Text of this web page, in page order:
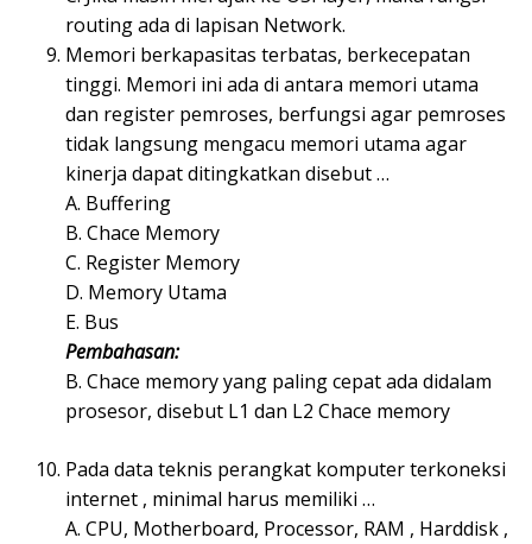
routing ada di lapisan Network.
Memori berkapasitas terbatas, berkecepatan
tinggi. Memori ini ada di antara memori utama
dan register pemroses, berfungsi agar pemroses
tidak langsung mengacu memori utama agar
kinerja dapat ditingkatkan disebut …
A. Buffering
B. Chace Memory
C. Register Memory
D. Memory Utama
E. Bus
Pembahasan:
B. Chace memory yang paling cepat ada didalam
prosesor, disebut L1 dan L2 Chace memory
Pada data teknis perangkat komputer terkoneksi
internet , minimal harus memiliki …
A. CPU, Motherboard, Processor, RAM , Harddisk ,